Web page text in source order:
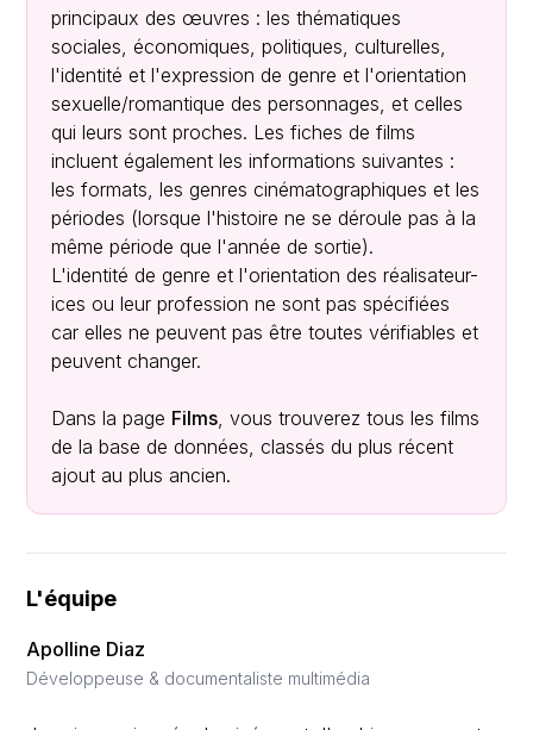
principaux des œuvres : les thématiques
sociales, économiques, politiques, culturelles,
l'identité et l'expression de genre et l'orientation
sexuelle/romantique des personnages, et celles
qui leurs sont proches. Les fiches de films
incluent également les informations suivantes :
les formats, les genres cinématographiques et les
périodes (lorsque l'histoire ne se déroule pas à la
même période que l'année de sortie).
L'identité de genre et l'orientation des réalisateur-
ices ou leur profession ne sont pas spécifiées
car elles ne peuvent pas être toutes vérifiables et
peuvent changer.
Dans la page Films, vous trouverez tous les films
de la base de données, classés du plus récent
ajout au plus ancien.
L'équipe
Apolline Diaz
Développeuse & documentaliste multimédia